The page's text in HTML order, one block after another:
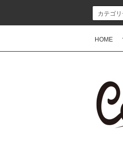
HOME